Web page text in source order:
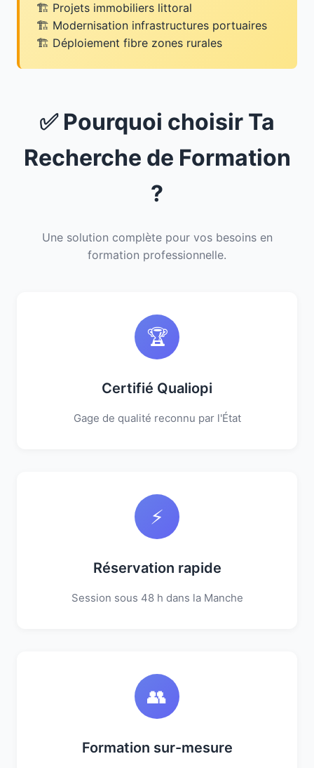
Projets immobiliers littoral
Modernisation infrastructures portuaires
Déploiement fibre zones rurales
✅ Pourquoi choisir Ta
Recherche de Formation
?
Une solution complète pour vos besoins en
formation professionnelle.
🏆
Certifié Qualiopi
Gage de qualité reconnu par l'État
⚡
Réservation rapide
Session sous 48 h dans la Manche
👥
Formation sur-mesure